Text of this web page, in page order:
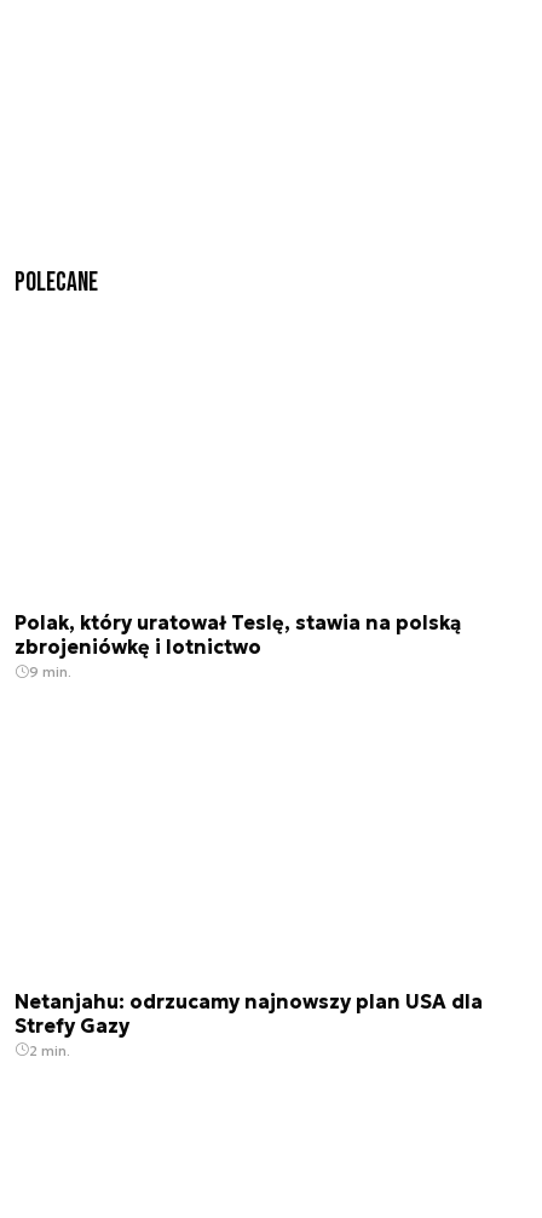
Polecane
Polak, który uratował Teslę, stawia na polską
zbrojeniówkę i lotnictwo
9 min.
Netanjahu: odrzucamy najnowszy plan USA dla
Strefy Gazy
2 min.